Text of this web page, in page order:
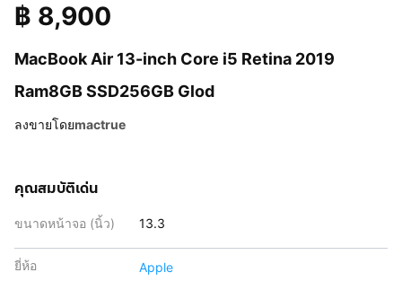
MacBook Air 13-inch Core i5 Retina 2019
Ram8GB SSD256GB Glod
฿ 8,900
ลงขายโดยmactrue
คุณสมบัติเด่น
ขนาดหน้าจอ (นิ้ว) 13.3
ยี่ห้อ Apple